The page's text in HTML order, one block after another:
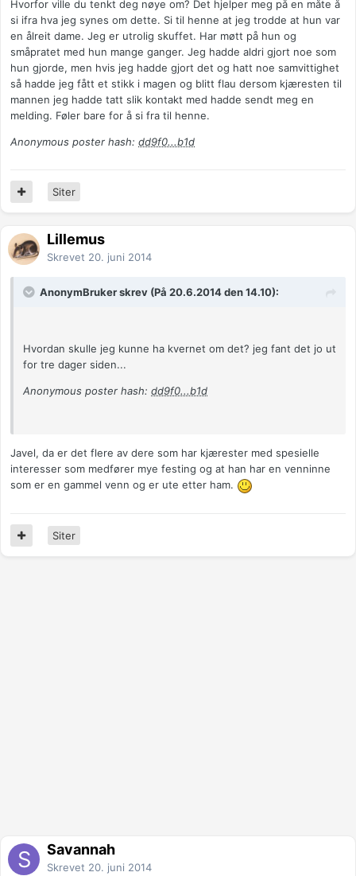
Hvorfor ville du tenkt deg nøye om? Det hjelper meg på en måte å
si ifra hva jeg synes om dette. Si til henne at jeg trodde at hun var
en ålreit dame. Jeg er utrolig skuffet. Har møtt på hun og
småpratet med hun mange ganger. Jeg hadde aldri gjort noe som
hun gjorde, men hvis jeg hadde gjort det og hatt noe samvittighet
så hadde jeg fått et stikk i magen og blitt flau dersom kjæresten til
mannen jeg hadde tatt slik kontakt med hadde sendt meg en
melding. Føler bare for å si fra til henne.
Anonymous poster hash: dd9f0...b1d
Siter
Lillemus
Skrevet 20. juni 2014
AnonymBruker skrev (På 20.6.2014 den 14.10):
Hvordan skulle jeg kunne ha kvernet om det? jeg fant det jo ut
for tre dager siden...
Anonymous poster hash: dd9f0...b1d
Javel, da er det flere av dere som har kjærester med spesielle
interesser som medfører mye festing og at han har en venninne
som er en gammel venn og er ute etter ham.
Siter
Savannah
Skrevet 20. juni 2014